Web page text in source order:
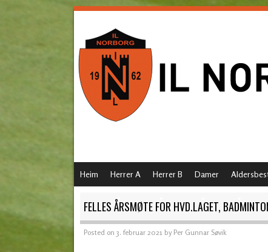
MENU
SKIP TO CONTENT
Heim Herrer A Herrer B Damer
FELLES ÅRSMØTE FOR HVD.LAGET,
Posted on 3. februar 2021 by Per Gunnar Søvik